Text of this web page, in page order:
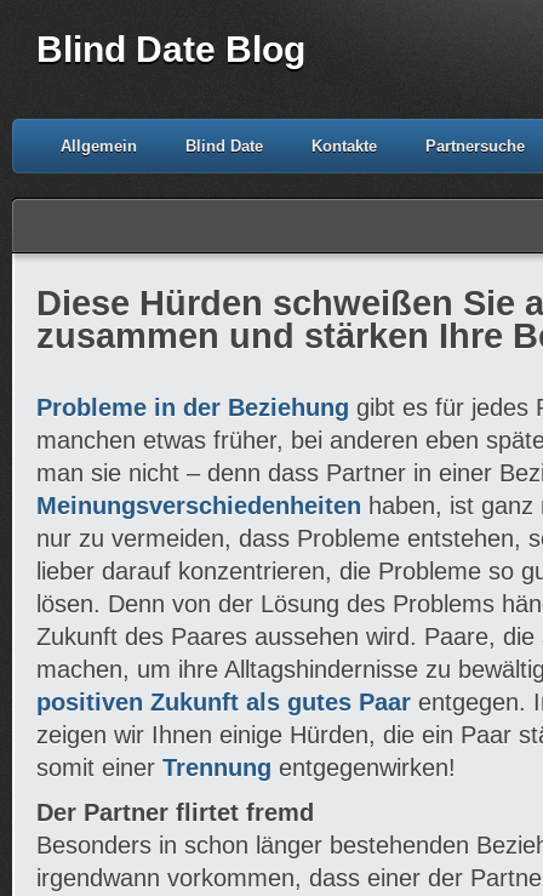
Blind Date Blog
Allgemein Blind Date Kontakte Partnersuche
Diese Hürden schweißen Sie
zusammen und stärken Ihre
Probleme in der Beziehung gibt es für jedes
manchen etwas früher, bei anderen eben
man sie nicht – denn dass Partner in einer
Meinungsverschiedenheiten haben, ist
nur zu vermeiden, dass Probleme entstehen,
lieber darauf konzentrieren, die Probleme so
lösen. Denn von der Lösung des Problems
Zukunft des Paares aussehen wird. Paare,
machen, um ihre Alltagshindernisse zu
positiven Zukunft als gutes Paar entgegen.
zeigen wir Ihnen einige Hürden, die ein Paar
somit einer Trennung entgegenwirken!
Der Partner flirtet fremd
Besonders in schon länger bestehenden
irgendwann vorkommen, dass einer der